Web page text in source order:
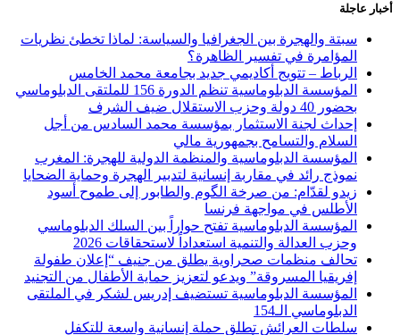
أخبار عاجلة
سبتة والهجرة بين الجغرافيا والسياسة: لماذا تخطئ نظريات
المؤامرة في تفسير الظاهرة؟
الرباط – تتويج أكاديمي جديد بجامعة محمد الخامس
المؤسسة الدبلوماسية تنظم الدورة 156 للملتقى الدبلوماسي
بحضور 40 دولة وحزب الاستقلال ضيف الشرف
إحداث لجنة الاستثمار بمؤسسة محمد السادس من أجل
السلام والتسامح بجمهورية مالي
المؤسسة الدبلوماسية والمنظمة الدولية للهجرة: المغرب
نموذج رائد في مقاربة إنسانية لتدبير الهجرة وحماية الضحايا
زيدو لقدّام: من صرخة الگوم والطابور إلى طموح أسود
الأطلس في مواجهة فرنسا
المؤسسة الدبلوماسية تفتح حواراً بين السلك الدبلوماسي
وحزب العدالة والتنمية استعداداً لاستحقاقات 2026
تحالف منظمات صحراوية يطلق من جنيف “إعلان طفولة
إفريقيا المسروقة” ويدعو لتعزيز حماية الأطفال من التجنيد
المؤسسة الدبلوماسية تستضيف إدريس لشكر في الملتقى
الدبلوماسي الـ154
سلطات العرائش تطلق حملة إنسانية واسعة للتكفل